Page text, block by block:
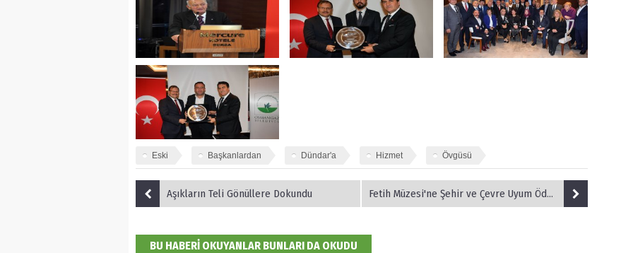
Eski Başkanlardan Dündar'a Hizmet Övgüsü
Aşıkların Teli Gönüllere Dokundu Fetih Müzesi'ne Şehir ve Çevre Uyum Ödülü
BU HABERİ OKUYANLAR BUNLARI DA OKUDU